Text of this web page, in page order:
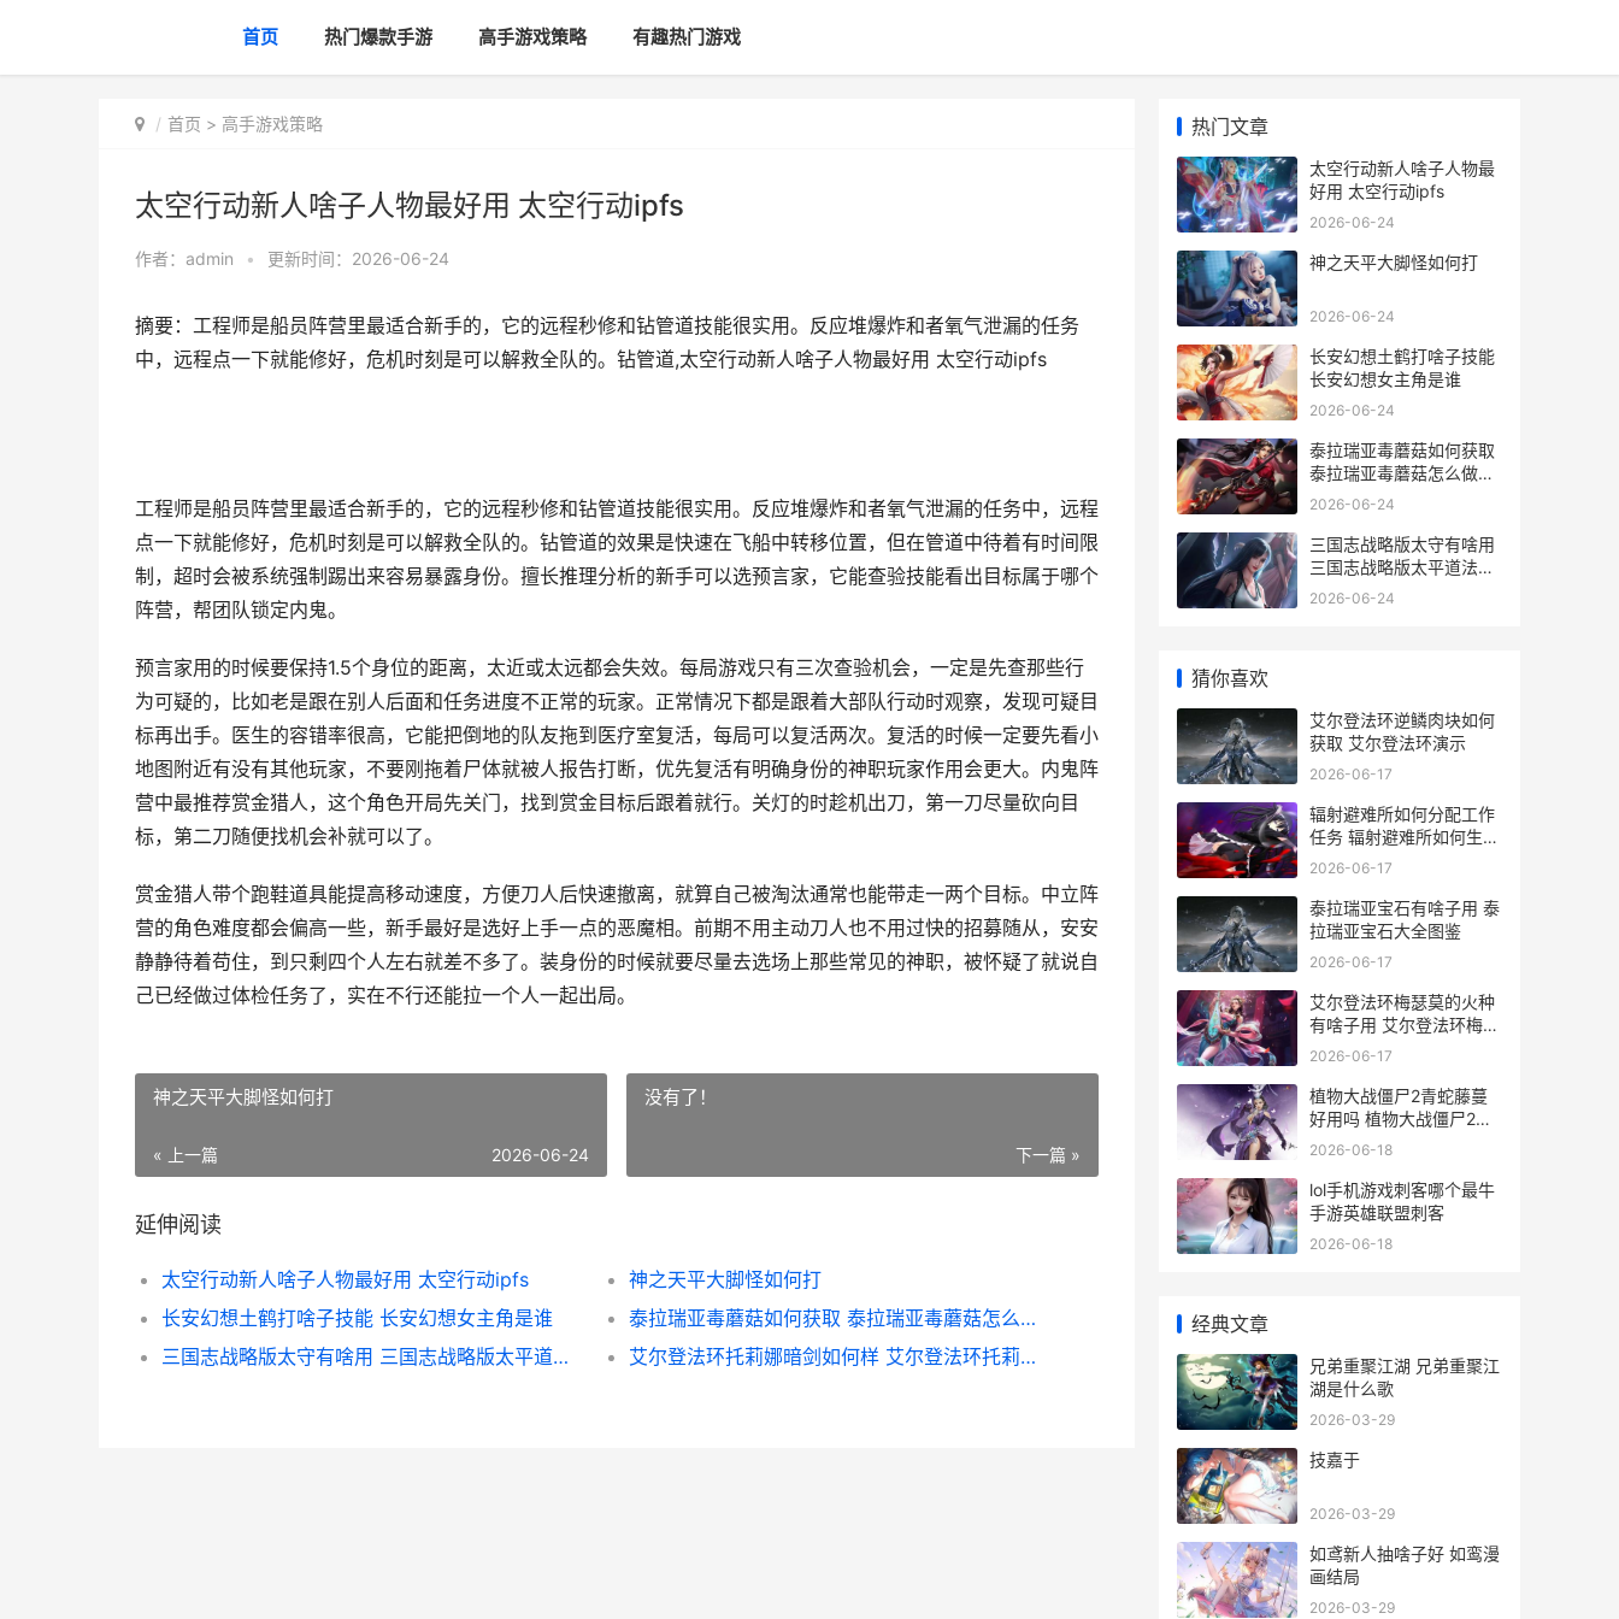
首页 热门爆款手游 高手游戏策略 有趣热门游戏
首页 > 高手游戏策略
太空行动新人啥子人物最好用 太空行动ipfs
作者： admin • 更新时间：2026-06-24
摘要：工程师是船员阵营里最适合新手的，它的远程秒修和钻管道技能很实用。反应堆爆炸和者氧气泄漏的任务
中，远程点一下就能修好，危机时刻是可以解救全队的。钻管道,太空行动新人啥子人物最好用 太空行动ipfs
工程师是船员阵营里最适合新手的，它的远程秒修和钻管道技能很实用。反应堆爆炸和者氧气泄漏的任务中，远程
点一下就能修好，危机时刻是可以解救全队的。钻管道的效果是快速在飞船中转移位置，但在管道中待着有时间限
制，超时会被系统强制踢出来容易暴露身份。擅长推理分析的新手可以选预言家，它能查验技能看出目标属于哪个
阵营，帮团队锁定内鬼。
预言家用的时候要保持1.5个身位的距离，太近或太远都会失效。每局游戏只有三次查验机会，一定是先查那些行
为可疑的，比如老是跟在别人后面和任务进度不正常的玩家。正常情况下都是跟着大部队行动时观察，发现可疑目
标再出手。医生的容错率很高，它能把倒地的队友拖到医疗室复活，每局可以复活两次。复活的时候一定要先看小
地图附近有没有其他玩家，不要刚拖着尸体就被人报告打断，优先复活有明确身份的神职玩家作用会更大。内鬼阵
营中最推荐赏金猎人，这个角色开局先关门，找到赏金目标后跟着就行。关灯的时趁机出刀，第一刀尽量砍向目
标，第二刀随便找机会补就可以了。
赏金猎人带个跑鞋道具能提高移动速度，方便刀人后快速撤离，就算自己被淘汰通常也能带走一两个目标。中立阵
营的角色难度都会偏高一些，新手最好是选好上手一点的恶魔相。前期不用主动刀人也不用过快的招募随从，安安
静静待着苟住，到只剩四个人左右就差不多了。装身份的时候就要尽量去选场上那些常见的神职，被怀疑了就说自
己已经做过体检任务了，实在不行还能拉一个人一起出局。
神之天平大脚怪如何打
« 上一篇 2026-06-24
没有了！
下一篇 »
延伸阅读
太空行动新人啥子人物最好用 太空行动ipfs
神之天平大脚怪如何打
长安幻想土鹤打啥子技能 长安幻想女主角是谁
泰拉瑞亚毒蘑菇如何获取 泰拉瑞亚毒蘑菇怎么做成毒粉
三国志战略版太守有啥用 三国志战略版太平道法替代战法有哪些
艾尔登法环托莉娜暗剑如何样 艾尔登法环托莉娜的微笑
热门文章
太空行动新人啥子人物最
好用 太空行动ipfs
2026-06-24
神之天平大脚怪如何打
2026-06-24
长安幻想土鹤打啥子技能
长安幻想女主角是谁
2026-06-24
泰拉瑞亚毒蘑菇如何获取
泰拉瑞亚毒蘑菇怎么做成
毒粉
2026-06-24
三国志战略版太守有啥用
三国志战略版太平道法替
代战法有哪些
2026-06-24
猜你喜欢
艾尔登法环逆鳞肉块如何
获取 艾尔登法环演示
2026-06-17
辐射避难所如何分配工作
任务 辐射避难所如何生出
高质量小孩
2026-06-17
泰拉瑞亚宝石有啥子用 泰
拉瑞亚宝石大全图鉴
2026-06-17
艾尔登法环梅瑟莫的火种
有啥子用 艾尔登法环梅瑟
莫逃课打法
2026-06-17
植物大战僵尸2青蛇藤蔓
好用吗 植物大战僵尸2破
解最新版本
2026-06-18
lol手机游戏刺客哪个最牛
手游英雄联盟刺客
2026-06-18
经典文章
兄弟重聚江湖 兄弟重聚江
湖是什么歌
2026-03-29
技嘉于
2026-03-29
如鸢新人抽啥子好 如鸾漫
画结局
2026-03-29